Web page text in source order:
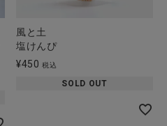
風と土
塩けんぴ
¥450 税込
SOLD OUT